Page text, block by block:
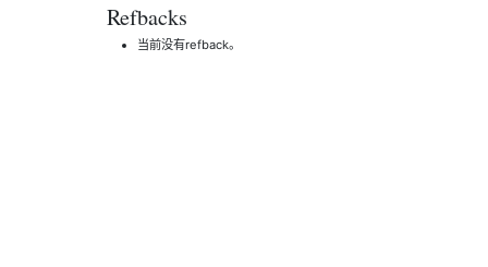
Refbacks
当前没有refback。